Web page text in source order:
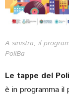
A sinistra, il
PoliBa
Le tappe del
è in programma il